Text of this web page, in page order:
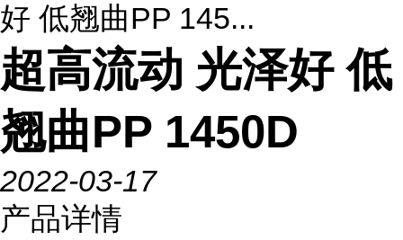
好 低翘曲PP 145...
超高流动 光泽好 低
翘曲PP 1450D
2022-03-17
产品详情